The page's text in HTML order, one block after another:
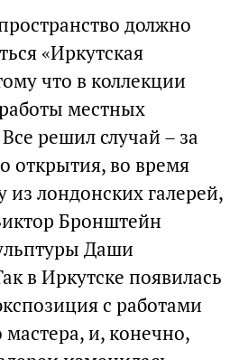
должно
«Иркутская
что в коллекции
местных
решил случай – за
открытия, во время
из лондонских галерей,
Бронштейн
Даши
в Иркутске появилась
с работами
и, конечно,